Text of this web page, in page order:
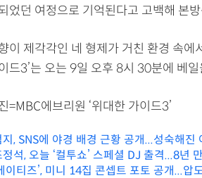
었던 여정으로 기억된다고 고백해 본
이 제각각인 네 형제가 거친 환경 속에
드3’는 오는 9일 오후 8시 30분에 베일
=MBC에브리원 ‘위대한 가이드3’
지, SNS에 야경 배경 근황 공개...성숙해진
정석, 오늘 ‘컬투쇼’ 스페셜 DJ 출격...8년
이티즈’, 미니 14집 콘셉트 포토 공개...압